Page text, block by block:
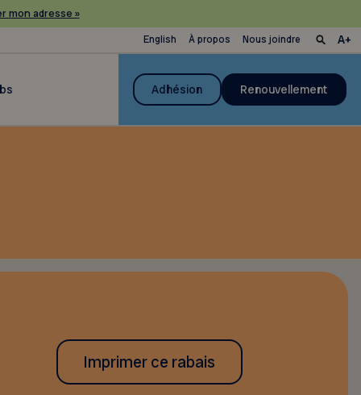
mon adresse »
English À propos Nous joindre
Adhésion Renouvellement
Imprimer ce rabais